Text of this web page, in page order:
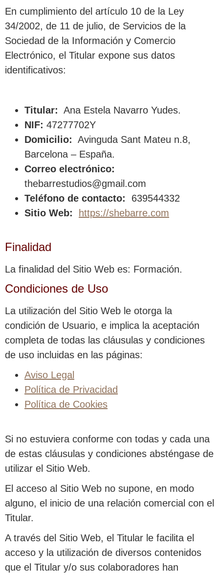
En cumplimiento del artículo 10 de la Ley
34/2002, de 11 de julio, de Servicios de la
Sociedad de la Información y Comercio
Electrónico, el Titular expone sus datos
identificativos:
Titular: Ana Estela Navarro Yudes.
NIF: 47277702Y
Domicilio: Avinguda Sant Mateu n.8,
Barcelona – España.
Correo electrónico:
thebarrestudios@gmail.com
Teléfono de contacto: 639544332
Sitio Web:
https://shebarre.com
Finalidad
La finalidad del Sitio Web es: Formación.
Condiciones de Uso
La utilización del Sitio Web le otorga la
condición de Usuario, e implica la aceptación
completa de todas las cláusulas y condiciones
de uso incluidas en las páginas:
Aviso Legal
Política de Privacidad
Política de Cookies
Si no estuviera conforme con todas y cada una
de estas cláusulas y condiciones absténgase de
utilizar el Sitio Web.
El acceso al Sitio Web no supone, en modo
alguno, el inicio de una relación comercial con el
Titular.
A través del Sitio Web, el Titular le facilita el
acceso y la utilización de diversos contenidos
que el Titular y/o sus colaboradores han